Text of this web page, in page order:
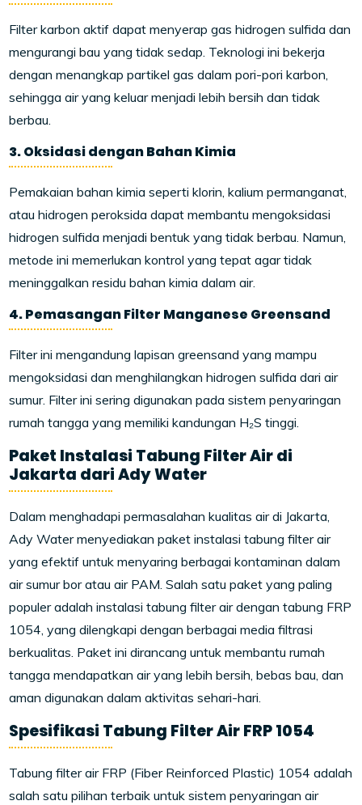
Filter karbon aktif dapat menyerap gas hidrogen sulfida dan
mengurangi bau yang tidak sedap. Teknologi ini bekerja
dengan menangkap partikel gas dalam pori-pori karbon,
sehingga air yang keluar menjadi lebih bersih dan tidak
berbau.
3. Oksidasi dengan Bahan Kimia
Pemakaian bahan kimia seperti klorin, kalium permanganat,
atau hidrogen peroksida dapat membantu mengoksidasi
hidrogen sulfida menjadi bentuk yang tidak berbau. Namun,
metode ini memerlukan kontrol yang tepat agar tidak
meninggalkan residu bahan kimia dalam air.
4. Pemasangan Filter Manganese Greensand
Filter ini mengandung lapisan greensand yang mampu
mengoksidasi dan menghilangkan hidrogen sulfida dari air
sumur. Filter ini sering digunakan pada sistem penyaringan
rumah tangga yang memiliki kandungan H₂S tinggi.
Paket Instalasi Tabung Filter Air di
Jakarta dari Ady Water
Dalam menghadapi permasalahan kualitas air di Jakarta,
Ady Water menyediakan paket instalasi tabung filter air
yang efektif untuk menyaring berbagai kontaminan dalam
air sumur bor atau air PAM. Salah satu paket yang paling
populer adalah instalasi tabung filter air dengan tabung FRP
1054, yang dilengkapi dengan berbagai media filtrasi
berkualitas. Paket ini dirancang untuk membantu rumah
tangga mendapatkan air yang lebih bersih, bebas bau, dan
aman digunakan dalam aktivitas sehari-hari.
Spesifikasi Tabung Filter Air FRP 1054
Tabung filter air FRP (Fiber Reinforced Plastic) 1054 adalah
salah satu pilihan terbaik untuk sistem penyaringan air